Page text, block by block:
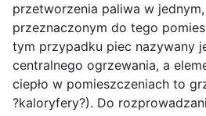
przetworzenia paliwa w
przeznaczonym do tego
tym przypadku piec nazywany
centralnego ogrzewania, a
ciepło w pomieszczeniach to
?kaloryfery?). Do